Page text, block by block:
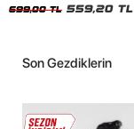
Tshirt
699,00 TL 559,20 TL
Son Gezdiklerin